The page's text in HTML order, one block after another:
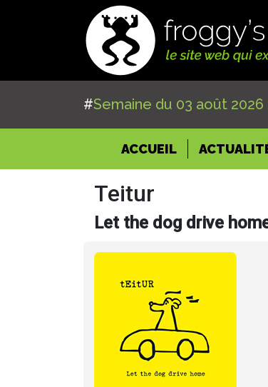
#Semaine du 03 août
ACCUEIL(CURRENT)
Teitur
Let the dog drive